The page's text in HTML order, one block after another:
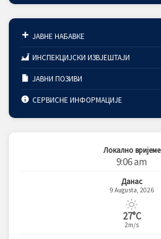
ЈАВНЕ НАБАВКЕ
ИНСПЕКЦИЈСКИ ИЗВЈЕШТАЈИ
ЈАВНИ ПОЗИВИ
СЕРВИСНЕ ИНФОРМАЦИЈЕ
Локално вријеме
9:06 am
Данас
9 Augusta, 2026
27°C
2m/s